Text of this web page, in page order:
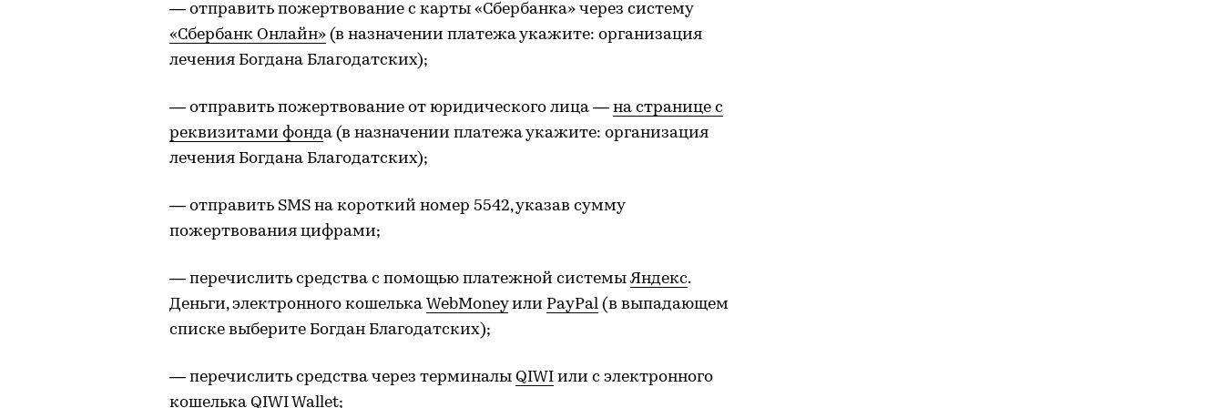
— отправить пожертвование с карты «Сбербанка» через систему
«Сбербанк Онлайн» (в назначении платежа укажите: организация
лечения Богдана Благодатских);
— отправить пожертвование от юридического лица — на странице с
реквизитами фонда (в назначении платежа укажите: организация
лечения Богдана Благодатских);
— отправить SMS на короткий номер 5542, указав сумму
пожертвования цифрами;
— перечислить средства с помощью платежной системыЯндекс.
Деньги, электронного кошелька WebMoneyили PayPal (в выпадающем
списке выберите Богдан Благодатских);
— перечислить средства через терминалы QIWI или с электронного
кошелька QIWI Wallet;